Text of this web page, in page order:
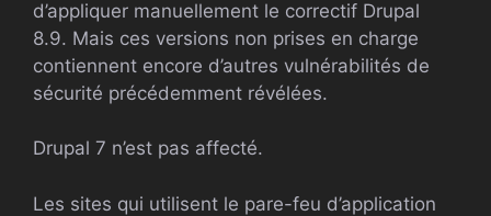
d’appliquer manuellement le correctif Drupal
8.9. Mais ces versions non prises en charge
contiennent encore d’autres vulnérabilités de
sécurité précédemment révélées.
Drupal 7 n’est pas affecté.
Les sites qui utilisent le pare-feu d’application